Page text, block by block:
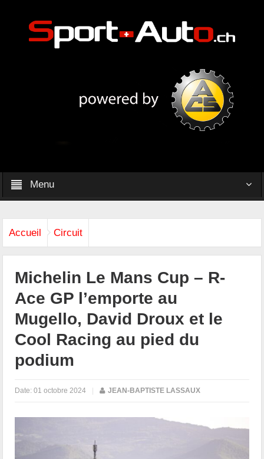
Menu
Accueil Circuit
Michelin Le Mans Cup – R-
Ace GP l’emporte au
Mugello, David Droux et le
Cool Racing au pied du
podium
Date:01 octobre 2024 | JEAN-BAPTISTE LASSAUX